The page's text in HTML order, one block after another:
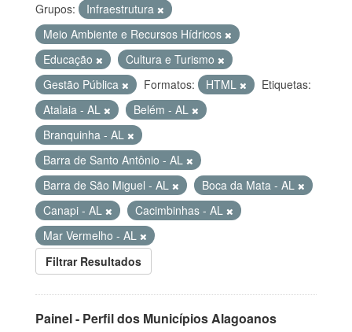
Grupos:
Infraestrutura
Meio Ambiente e Recursos Hídricos
Educação
Cultura e Turismo
Gestão Pública
Formatos: HTML
Etiquetas:
Atalaia - AL
Belém - AL
Branquinha - AL
Barra de Santo Antônio - AL
Barra de São Miguel - AL
Boca da Mata - AL
Canapi - AL
Cacimbinhas - AL
Mar Vermelho - AL
Filtrar Resultados
Painel - Perfil dos Municípios Alagoanos